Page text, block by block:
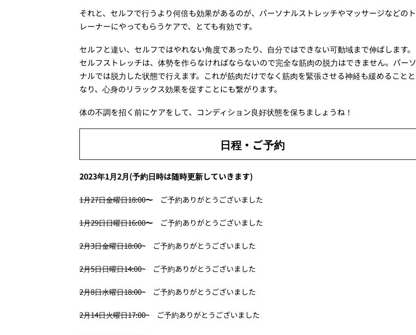
それと、セルフで行うより何倍も効果があるのが、パーソナルストレッチやマッサージなどのト
レーナーにやってもらうケアで、とても有効です。
セルフと違い、セルフではやれない角度であったり、自分ではできない可動域まで伸ばします。
セルフストレッチは、体勢を作らなければならないので完全な筋肉の脱力はできません。パーソ
ナルでは脱力した状態で行えます。これが筋肉だけでなく筋肉を緊張させる神経も緩めることと
なり、心身のリラックス効果を促すことにも繋がります。
体の不調を招く前にケアをして、コンディション良好状態を保ちましょうね！
日程・ご予約
2023年1月2月(予約日時は随時更新していきます)
1月27日金曜日18:00〜 ご予約ありがとうございました
1月29日日曜日16:00〜 ご予約ありがとうございました
2月3日金曜日18:00~ ご予約ありがとうございました
2月5日日曜日14:00~ ご予約ありがとうございました
2月8日水曜日18:00~ ご予約ありがとうございました
2月14日火曜日17:00~ ご予約ありがとうございました